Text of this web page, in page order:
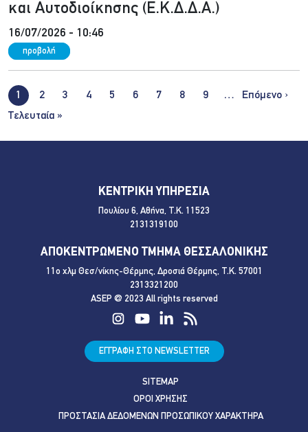
και Αυτοδιοίκησης (Ε.Κ.Δ.Δ.Α.)
16/07/2026 - 10:46
προβολή
Σελιδοποίηση
1 2 3 4 5 6 7 8 9 … Επόμενο ›
Τελευταία »
ΚΕΝΤΡΙΚΗ ΥΠΗΡΕΣΙΑ
Πουλίου 6, Αθήνα, Τ.Κ. 11523
2131319100
ΑΠΟΚΕΝΤΡΩΜΕΝΟ ΤΜΗΜΑ ΘΕΣΣΑΛΟΝΙΚΗΣ
11ο χλμ Θεσ/νίκης-Θέρμης, Δροσιά Θέρμης, Τ.Κ. 57001
2313321200
ASEP @ 2023 All rights reserved
ΕΓΓΡΑΦΗ ΣΤΟ NEWSLETTER
SITEMAP
ΟΡΟΙ ΧΡΗΣΗΣ
ΠΡΟΣΤΑΣΙΑ ΔΕΔΟΜΕΝΩΝ ΠΡΟΣΩΠΙΚΟΥ ΧΑΡΑΚΤΗΡΑ